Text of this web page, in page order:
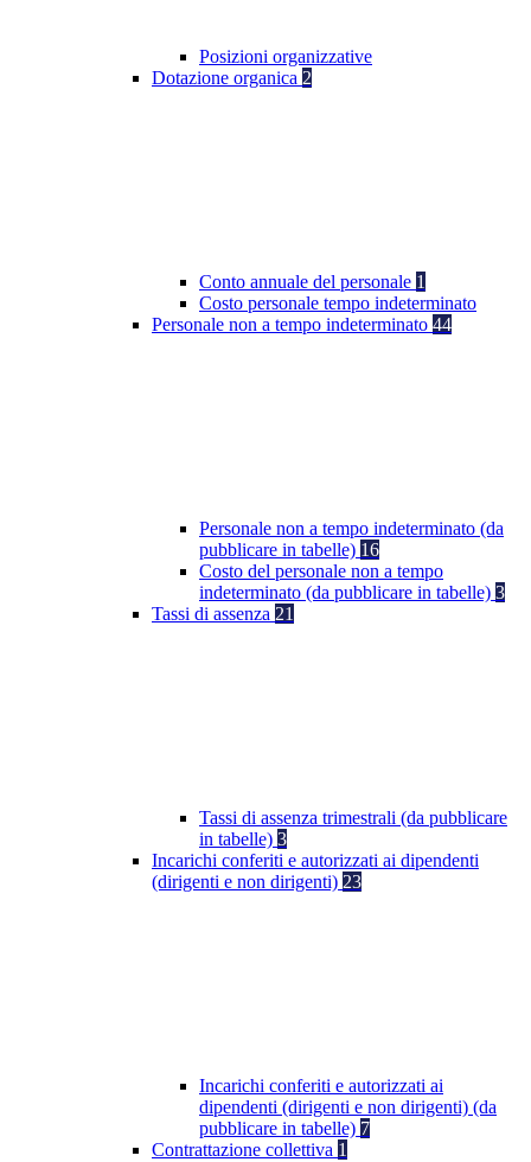
Posizioni organizzative
Dotazione organica 2
Conto annuale del personale 1
Costo personale tempo indeterminato
Personale non a tempo indeterminato 44
Personale non a tempo indeterminato (da
pubblicare in tabelle) 16
Costo del personale non a tempo
indeterminato (da pubblicare in tabelle) 3
Tassi di assenza 21
Tassi di assenza trimestrali (da pubblicare
in tabelle) 3
Incarichi conferiti e autorizzati ai dipendenti
(dirigenti e non dirigenti) 23
Incarichi conferiti e autorizzati ai
dipendenti (dirigenti e non dirigenti) (da
pubblicare in tabelle) 7
Contrattazione collettiva 1